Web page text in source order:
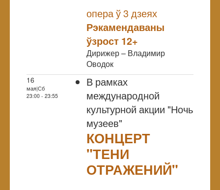
опера ў 3 дзеях
Рэкамендаваны
ўзрост 12+
Дирижер – Владимир
Оводок
16
мая|Сб
23:00 - 23:55
В рамках
международной
культурной акции "Ночь
музеев"
КОНЦЕРТ
"ТЕНИ
ОТРАЖЕНИЙ"